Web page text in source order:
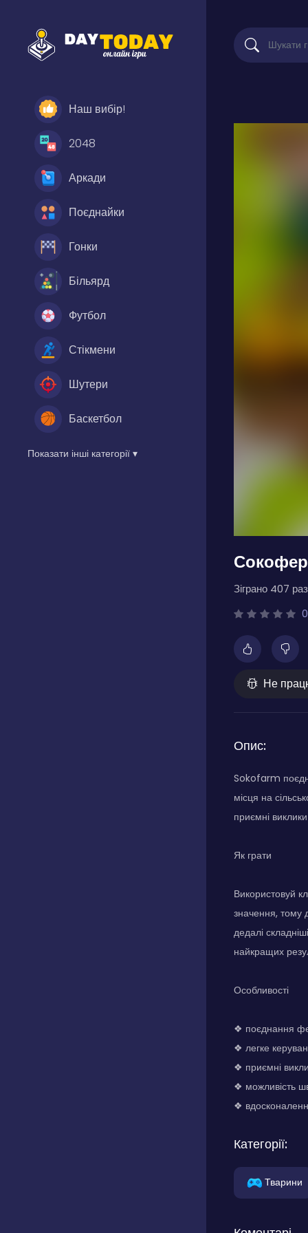
Наш вибір!
2048
Аркади
Поєднайки
Гонки
Більярд
Футбол
Стікмени
Шутери
Баскетбол
Показати інші категорії ▾
Зіграно 407
Не
Опис:
Sokofarm
місця на
приємні
Як грати
Використовуй
значення, тому
дедалі
найкращих
Особливості
❖ поєднання
❖ легке
❖ приємні
❖ можливість
❖
Категорії:
Тварини